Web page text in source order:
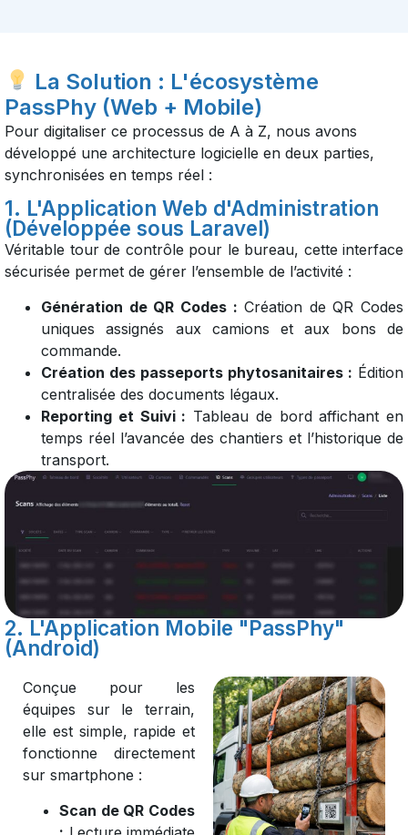
La Solution : L'écosystème
PassPhy (Web + Mobile)
Pour digitaliser ce processus de A à Z, nous avons
développé une architecture logicielle en deux parties,
synchronisées en temps réel :
1. L'Application Web d'Administration
(Développée sous Laravel)
Véritable tour de contrôle pour le bureau, cette interface
sécurisée permet de gérer l’ensemble de l’activité :
Génération de QR Codes : Création de QR Codes
uniques assignés aux camions et aux bons de
commande.
Création des passeports phytosanitaires : Édition
centralisée des documents légaux.
Reporting et Suivi : Tableau de bord affichant en
temps réel l’avancée des chantiers et l’historique de
transport.
2. L'Application Mobile "PassPhy"
(Android)
Conçue pour les
équipes sur le terrain,
elle est simple, rapide et
fonctionne directement
sur smartphone :
Scan de QR Codes